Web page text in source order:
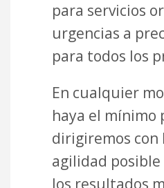
para servicios
urgencias a
para todos los
En cualquier
haya el mínimo
dirigiremos con
agilidad